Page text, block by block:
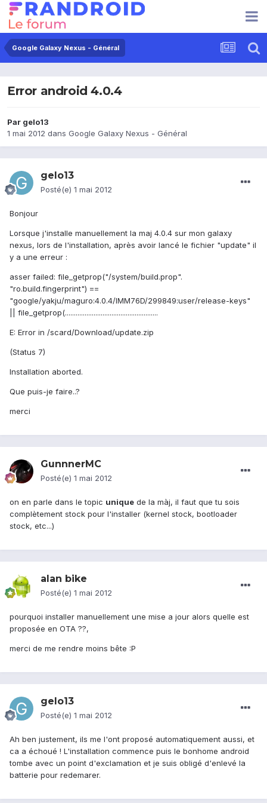
Google Galaxy Nexus - Général
Error android 4.0.4
Par gelo13
1 mai 2012 dans Google Galaxy Nexus - Général
gelo13
Posté(e) 1 mai 2012
Bonjour
Lorsque j'installe manuellement la maj 4.0.4 sur mon galaxy
nexus, lors de l'installation, après avoir lancé le fichier "update" il
y a une erreur :
asser failed: file_getprop("/system/build.prop".
"ro.build.fingerprint") ==
"google/yakju/maguro:4.0.4/IMM76D/299849:user/release-keys"
|| file_getprop(....................................................
E: Error in /scard/Download/update.zip
(Status 7)
Installation aborted.
Que puis-je faire..?
merci
GunnnerMC
Posté(e) 1 mai 2012
on en parle dans le topic unique de la màj, il faut que tu sois
complètement stock pour l'installer (kernel stock, bootloader
stock, etc...)
alan bike
Posté(e) 1 mai 2012
pourquoi installer manuellement une mise a jour alors quelle est
proposée en OTA ??,
merci de me rendre moins bête :P
gelo13
Posté(e) 1 mai 2012
Ah ben justement, ils me l'ont proposé automatiquement aussi, et
ca a échoué ! L'installation commence puis le bonhome android
tombe avec un point d'exclamation et je suis obligé d'enlevé la
batterie pour redemarer.